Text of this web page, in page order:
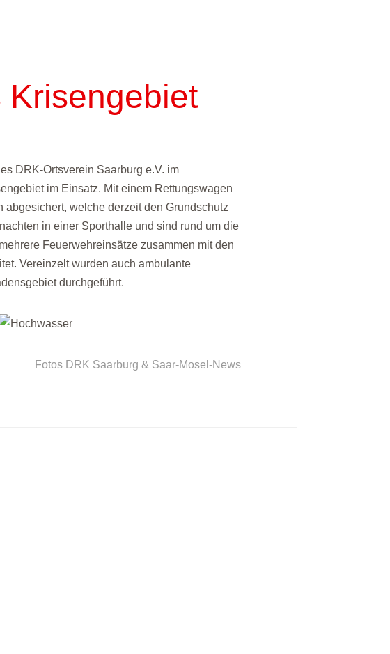
Krisengebiet
DRK-Ortsverein Saarburg e.V. im
im Einsatz. Mit einem Rettungswagen
welche derzeit den Grundschutz
in einer Sporthalle und sind rund um die
Feuerwehreinsätze zusammen mit den
Vereinzelt wurden auch ambulante
durchgeführt.
Fotos DRK Saarburg & Saar-Mosel-News